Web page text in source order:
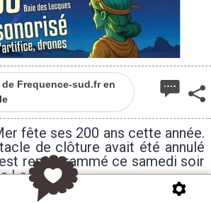
Frequence-sud.fr en
fête ses 200 ans cette année.
de clôture avait été annulé
reprogrammé ce samedi soir
Lecques.